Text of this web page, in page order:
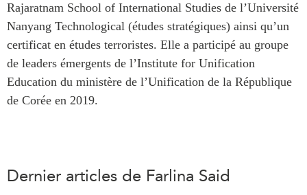
ABLAC
ABAC
APEC
PECC
CSCAP
Rajaratnam School of International Studies de l’Université
Nanyang Technological (études stratégiques) ainsi qu’un
certificat en études terroristes. Elle a participé au groupe
de leaders émergents de l’Institute for Unification
Education du ministère de l’Unification de la République
de Corée en 2019.
Dernier articles de Farlina Said